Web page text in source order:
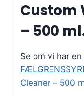
Custom
– 500
Se om vi har en
Cleaner – 500